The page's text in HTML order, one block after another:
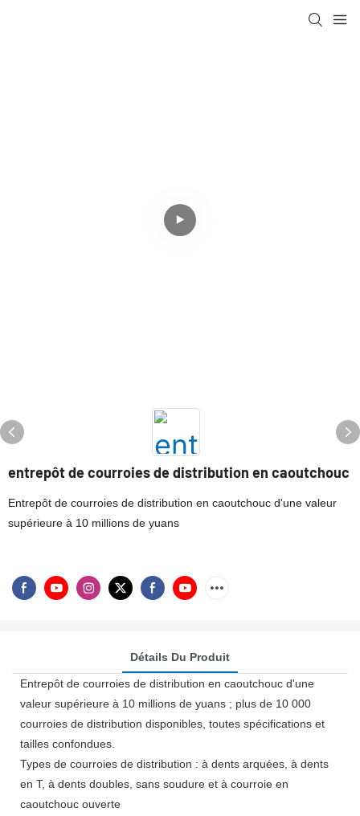
entrepôt de courroies de distribution en caoutchouc
Entrepôt de courroies de distribution en caoutchouc d'une valeur
supérieure à 10 millions de yuans
Détails Du Produit
Entrepôt de courroies de distribution en caoutchouc d'une
valeur supérieure à 10 millions de yuans ; plus de 10 000
courroies de distribution disponibles, toutes spécifications et
tailles confondues.
Types de courroies de distribution : à dents arquées, à dents
en T, à dents doubles, sans soudure et à courroie en
caoutchouc ouverte